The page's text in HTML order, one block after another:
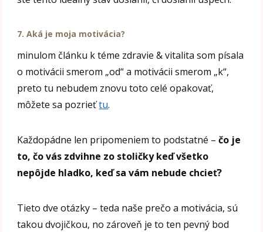
7. Aká je moja motivácia?
minulom článku k téme zdravie & vitalita som písala
o motivácii smerom „od“ a motivácii smerom „k“,
preto tu nebudem znovu toto celé opakovať,
môžete sa pozrieťtu.
Každopádne len pripomeniem to podstatné –čo je
to, čo vás zdvihne zo stoličky keď všetko
nepôjde hladko, keď sa vám nebude chcieť?
Tieto dve otázky – teda naše prečo a motivácia, sú
takou dvojičkou, no zároveň je to ten pevný bod